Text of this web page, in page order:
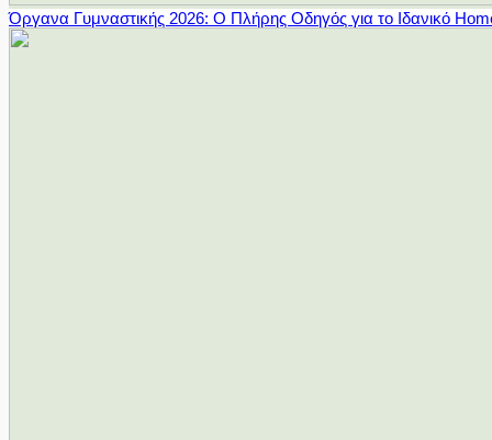
Όργανα Γυμναστικής 2026: Ο Πλήρης Οδηγός για το Ιδανικό